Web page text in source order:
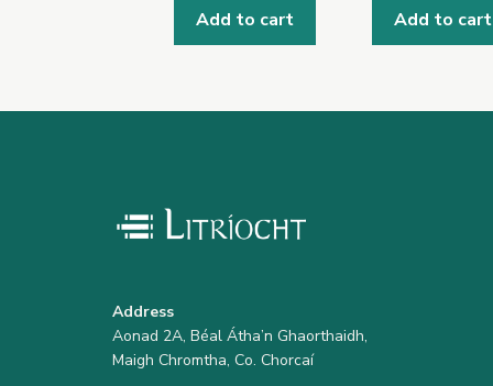
Add to cart Add to cart
Address
Aonad 2A, Béal Átha’n Ghaorthaidh,
Maigh Chromtha, Co. Chorcaí